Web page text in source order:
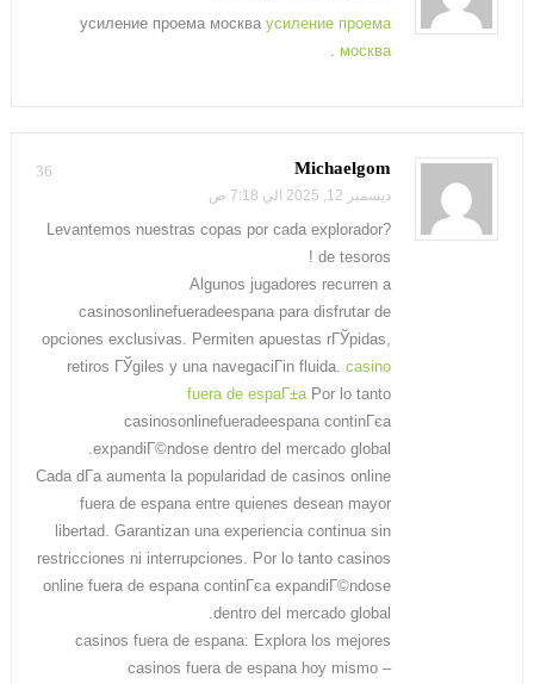
усиление проема москваусиление проема
москва
.
36 Michaelgom
ديسمبر 12, 2025 الي 7:18 ص
?Levantemos nuestras copas por cada explorador
de tesoros !
Algunos jugadores recurren a
casinosonlinefueradeespana para disfrutar de
opciones exclusivas. Permiten apuestas rГЎpidas,
retiros ГЎgiles y una navegaciГіn fluida.casino
fuera de espaГ±aPor lo tanto
casinosonlinefueradeespana continГєa
expandiГ©ndose dentro del mercado global.
Cada dГ­a aumenta la popularidad de casinos online
fuera de espana entre quienes desean mayor
libertad. Garantizan una experiencia continua sin
restricciones ni interrupciones. Por lo tanto casinos
online fuera de espana continГєa expandiГ©ndose
dentro del mercado global.
casinos fuera de espana: Explora los mejores
casinos fuera de espana hoy mismo –